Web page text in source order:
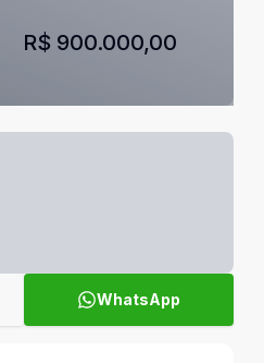
R$ 900.000,00
WhatsApp